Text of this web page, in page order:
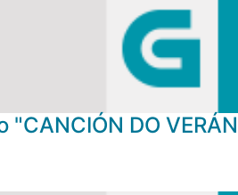
"CANCIÓN DO VERÁN